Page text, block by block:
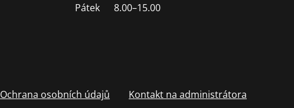
Pátek
8.00–15.00
Ochrana osobních údajů Kontakt na administrátora